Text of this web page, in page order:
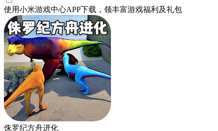
使用小米游戏中心APP下载 ，领丰富游戏福利 及礼包
侏罗纪方舟进化